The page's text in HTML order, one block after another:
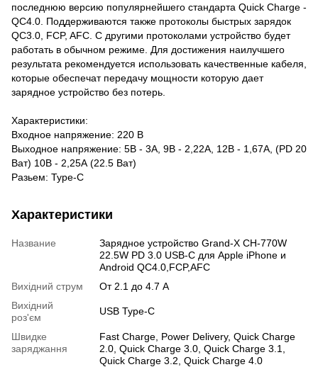
последнюю версию популярнейшего стандарта Quick Charge -
QC4.0. Поддерживаются также протоколы быстрых зарядок
QC3.0, FCP, AFC. С другими протоколами устройство будет
работать в обычном режиме. Для достижения наилучшего
результата рекомендуется использовать качественные кабеля,
которые обеспечат передачу мощности которую дает
зарядное устройство без потерь.
Характеристики:
Входное напряжение: 220 В
Выходное напряжение: 5В - 3А, 9В - 2,22А, 12В - 1,67А, (PD 20
Ват) 10В - 2,25А (22.5 Ват)
Разьем: Type-C
Характеристики
Название
Зарядное устройство Grand-X CH-770W
22.5W PD 3.0 USB-C для Apple iPhone и
Android QC4.0,FCP,AFC
Вихідний струм
От 2.1 до 4.7 А
Вихідний
роз'єм
USB Type-C
Швидке
заряджання
Fast Charge, Power Delivery, Quick Charge
2.0, Quick Charge 3.0, Quick Charge 3.1,
Quick Charge 3.2, Quick Charge 4.0